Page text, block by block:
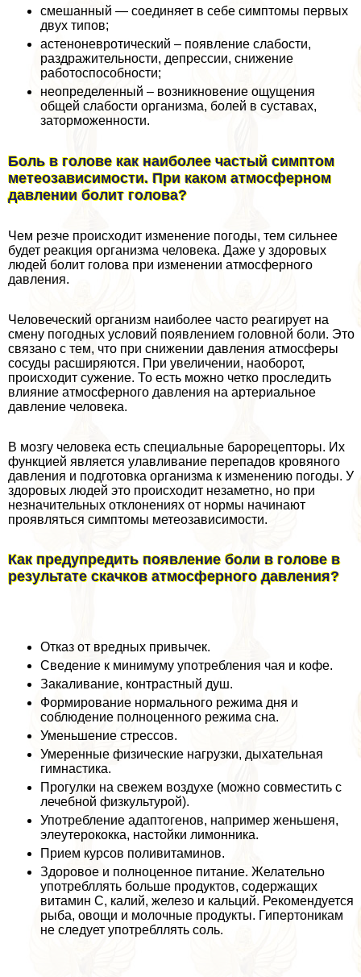
смешанный — соединяет в себе симптомы первых
двух типов;
астеноневротический – появление слабости,
раздражительности, депрессии, снижение
работоспособности;
неопределенный – возникновение ощущения
общей слабости организма, болей в суставах,
заторможенности.
Боль в голове как наиболее частый симптом
метеозависимости. При каком атмосферном
давлении болит голова?
Чем резче происходит изменение погоды, тем сильнее
будет реакция организма человека. Даже у здоровых
людей болит голова при изменении атмосферного
давления.
Человеческий организм наиболее часто реагирует на
смену погодных условий появлением головной боли. Это
связано с тем, что при снижении давления атмосферы
сосуды расширяются. При увеличении, наоборот,
происходит сужение. То есть можно четко проследить
влияние атмосферного давления на артериальное
давление человека.
В мозгу человека есть специальные барорецепторы. Их
функцией является улавливание перепадов кровяного
давления и подготовка организма к изменению погоды. У
здоровых людей это происходит незаметно, но при
незначительных отклонениях от нормы начинают
проявляться симптомы метеозависимости.
Как предупредить появление боли в голове в
результате скачков атмосферного давления?
Отказ от вредных привычек.
Сведение к минимуму употрeбления чая и кофе.
Закаливание, контрастный душ.
Формирование нормального режима дня и
соблюдение полноценного режима сна.
Уменьшение стрессов.
Умеренные физические нагрузки, дыхательная
гимнастика.
Прогулки на свежем воздухе (можно совместить с
лечебной физкультурой).
Употрeбление адаптогенов, например женьшеня,
элеутерококка, настойки лимонника.
Прием курсов поливитаминов.
Здоровое и полноценное питание. Желательно
употрeбллять больше продуктов, содержащих
витамин С, калий, железо и кальций. Рекомендуется
рыба, овощи и молочные продукты. Гипертоникам
не следует употрeбллять соль.